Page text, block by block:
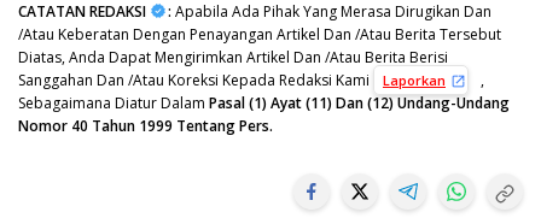
CATATAN REDAKSI : Apabila Ada Pihak Yang Merasa Dirugikan Dan
/Atau Keberatan Dengan Penayangan Artikel Dan /Atau Berita Tersebut
Diatas, Anda Dapat Mengirimkan Artikel Dan /Atau Berita Berisi
Sanggahan Dan /Atau Koreksi Kepada Redaksi Kami
Laporkan
,
Sebagaimana Diatur Dalam Pasal (1) Ayat (11) Dan (12) Undang-Undang
Nomor 40 Tahun 1999 Tentang Pers.